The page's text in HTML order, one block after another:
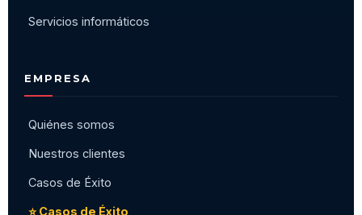
Servicios informáticos
EMPRESA
Quiénes somos
Nuestros clientes
Casos de Éxito
⭐ Casos de Éxito